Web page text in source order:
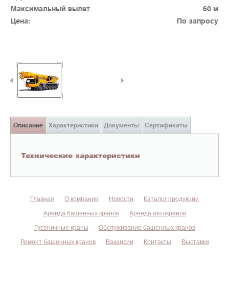
Максимальный вылет
60 м
Цена:
По запросу
Описание Характеристики Документы Сертификаты
Технические характеристики
Главная О компании Новости
Каталог продукции
Аренда башенных кранов
Аренда автокранов
Гусеничные краны
Обслуживание башенных кранов
Ремонт башенных кранов
Вакансии Контакты Выставки